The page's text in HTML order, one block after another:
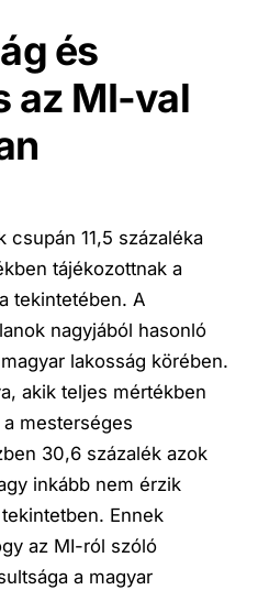
és
az MI-val
11,5 százaléka
tájékozottnak a
tekintetében. A
nagyjából hasonló
lakosság körében.
akik teljes mértékben
mesterséges
30,6 százalék azok
inkább nem érzik
Ennek
az MI-ról szóló
a magyar